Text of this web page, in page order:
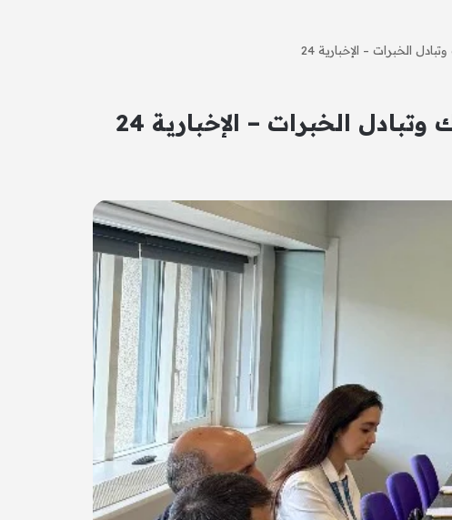
الخبرات – الإخبارية 24
الخبرات – الإخبارية 24